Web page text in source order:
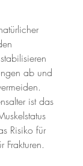
ab und
ist das
Risiko für
Frakturen.